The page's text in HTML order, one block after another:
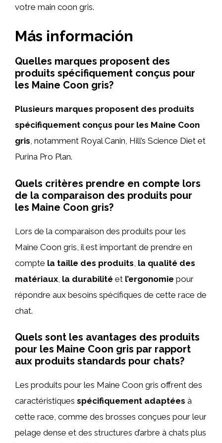
votre main coon gris.
Más información
Quelles marques proposent des
produits spécifiquement conçus pour
les Maine Coon gris?
Plusieurs marques proposent des produits
spécifiquement conçus pour les Maine Coon
gris, notamment Royal Canin, Hill’s Science Diet et
Purina Pro Plan.
Quels critères prendre en compte lors
de la comparaison des produits pour
les Maine Coon gris?
Lors de la comparaison des produits pour les
Maine Coon gris, il est important de prendre en
compte la taille des produits la qualité des
matériaux la durabilité et l’ergonomie pour
répondre aux besoins spécifiques de cette race de
chat.
Quels sont les avantages des produits
pour les Maine Coon gris par rapport
aux produits standards pour chats?
Les produits pour les Maine Coon gris offrent des
caractéristiques spécifiquement adaptées à
cette race, comme des brosses conçues pour leur
pelage dense et des structures d’arbre à chats plus